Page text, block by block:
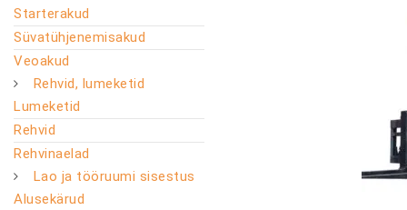
Starterakud
Süvatühjenemisakud
Veoakud
Rehvid, lumeketid
Lumeketid
Rehvid
Rehvinaelad
Lao ja tööruumi sisestus
Alusekärud